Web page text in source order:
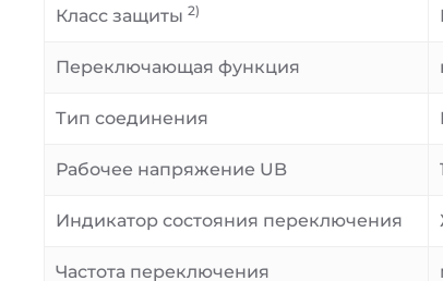
Класс защиты 2)
Переключающая функция
Тип соединения
Рабочее напряжение UB
Индикатор состояния переключения
Частота переключения